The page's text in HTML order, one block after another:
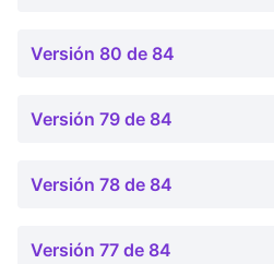
Versión 80 de 84
Versión 79 de 84
Versión 78 de 84
Versión 77 de 84